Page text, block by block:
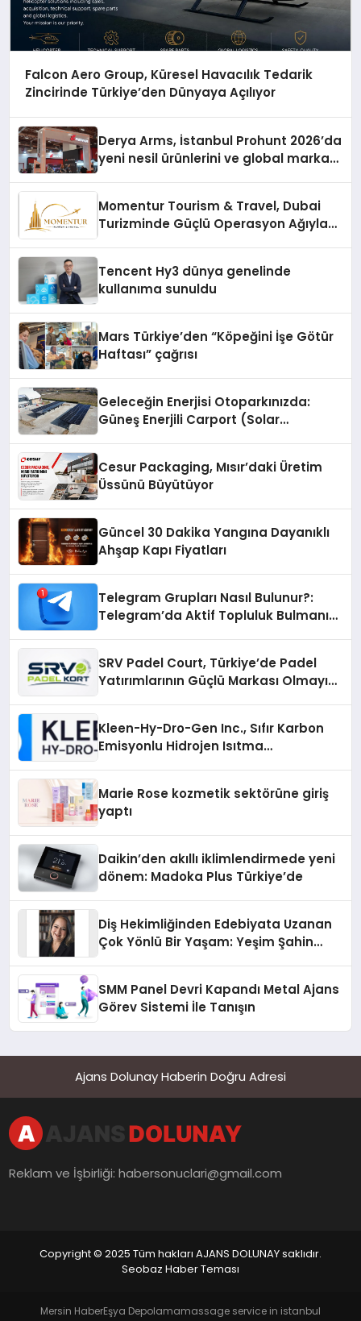
Falcon Aero Group, Küresel Havacılık Tedarik
Zincirinde Türkiye’den Dünyaya Açılıyor
Derya Arms, İstanbul Prohunt 2026’da
yeni nesil ürünlerini ve global marka
Momentur Tourism & Travel, Dubai
Turizminde Güçlü Operasyon Ağıyla
Tencent Hy3 dünya genelinde
kullanıma sunuldu
Mars Türkiye’den “Köpeğini İşe Götür
Haftası” çağrısı
Geleceğin Enerjisi Otoparkınızda:
Güneş Enerjili Carport (Solar
Cesur Packaging, Mısır’daki Üretim
Üssünü Büyütüyor
Güncel 30 Dakika Yangına Dayanıklı
Ahşap Kapı Fiyatları
Telegram Grupları Nasıl Bulunur?:
Telegram’da Aktif Topluluk Bulmanın
SRV Padel Court, Türkiye’de Padel
Yatırımlarının Güçlü Markası Olmayı
Kleen-Hy-Dro-Gen Inc., Sıfır Karbon
Emisyonlu Hidrojen Isıtma
Marie Rose kozmetik sektörüne giriş
yaptı
Daikin’den akıllı iklimlendirmede yeni
dönem: Madoka Plus Türkiye’de
Diş Hekimliğinden Edebiyata Uzanan
Çok Yönlü Bir Yaşam: Yeşim Şahin
SMM Panel Devri Kapandı Metal Ajans
Görev Sistemi İle Tanışın
Ajans Dolunay Haberin Doğru Adresi
Reklam ve İşbirliği:habersonuclari@gmail.com
Copyright © 2025 Tüm hakları AJANS DOLUNAY saklıdır.
Seobaz Haber Teması
Mersin HaberEşya Depolamamassage service in istanbul